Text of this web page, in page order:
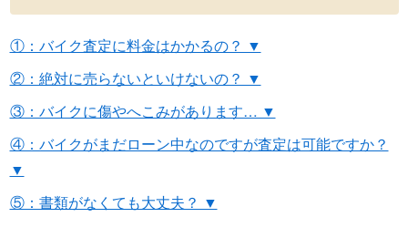
①：バイク査定に料金はかかるの？ ▼
②：絶対に売らないといけないの？ ▼
③：バイクに傷やへこみがあります… ▼
④：バイクがまだローン中なのですが査定は可能ですか？
▼
⑤：書類がなくても大丈夫？ ▼